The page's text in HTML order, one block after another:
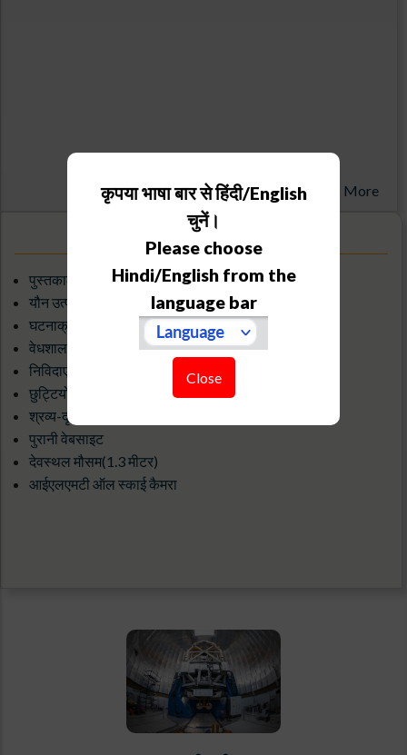
More
लिंक
पुस्तकालय/ज्ञान संसाधन केंद्र
यौन उत्पीड़न के विरुद्ध आंतरिक शिकायत समिति
घटनाक्रम का कैलेंडर
वेधशाला यात्रा के लिए आवेदन करें
निविदाएं और वर्जित विक्रेता
छुट्टियों की सूची
श्रव्य-दृश्य गैलरी
पुरानी वेबसाइट
देवस्थल मौसम(1.3 मीटर)
आईएलएमटी ऑल स्काई कैमरा
कृपया भाषा बार से हिंदी/English
चुनें।
Please choose
Hindi/English from the
language bar
Close